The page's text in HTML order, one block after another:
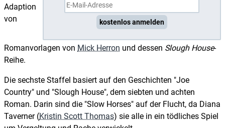
kostenlos anmelden
Adaption
von
Romanvorlagen von Mick Herron und dessen Slough House-
Reihe.
Die sechste Staffel basiert auf den Geschichten "Joe
Country" und "Slough House", dem siebten und achten
Roman. Darin sind die "Slow Horses" auf der Flucht, da Diana
Taverner (Kristin Scott Thomas) sie alle in ein tödliches Spiel